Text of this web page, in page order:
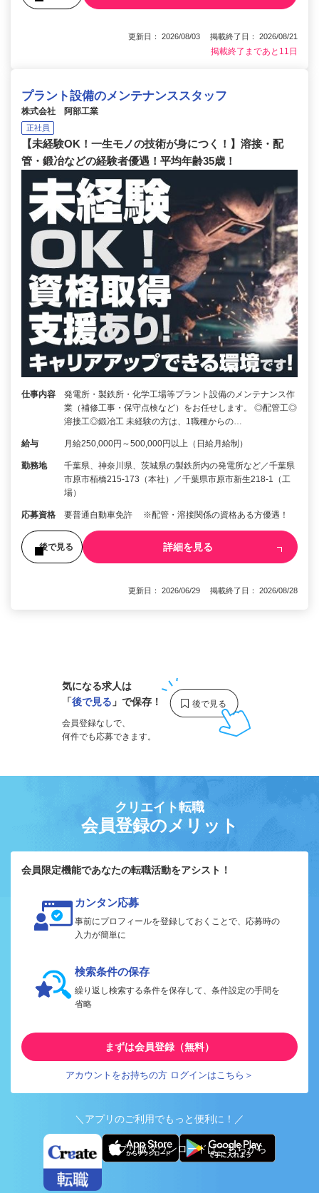
更新日： 2026/08/03 掲載終了日： 2026/08/21
掲載終了まであと11日
プラント設備のメンテナンススタッフ
株式会社 阿部工業
正社員
【未経験OK！一生モノの技術が身につく！】溶接・配
管・鍛冶などの経験者優遇！平均年齢35歳！
仕事内容
発電所・製鉄所・化学工場等プラント設備のメンテナンス作
業（補修工事・保守点検など）をお任せします。 ◎配管工◎
溶接工◎鍛冶工 未経験の方は、1職種からの…
給与 月給250,000円～500,000円以上（日給月給制）
勤務地
千葉県、神奈川県、茨城県の製鉄所内の発電所など／千葉県
市原市栢橋215-173（本社）／千葉県市原市新生218-1（工
場）
応募資格 要普通自動車免許 ※配管・溶接関係の資格ある方優遇！
後で見る 詳細を見る
更新日： 2026/06/29 掲載終了日： 2026/08/28
気になる求人は
「後で見る 」で保存！
会員登録なしで、
何件でも応募できます。
クリエイト転職
会員登録のメリット
会員限定機能であなたの転職活動をアシスト！
カンタン応募
事前にプロフィールを登録しておくことで、応募時の
入力が簡単に
検索条件の保存
繰り返し検索する条件を保存して、条件設定の手間を
省略
まずは会員登録（無料）
アカウントをお持ちの方 ログインはこちら＞
＼アプリのご利用でもっと便利に！／
アプリ版ダウンロードはこちらから